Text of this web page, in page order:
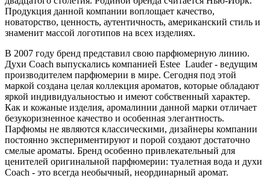
Продукция данной компании воплощает качество,
новаторство, ценность, аутентичность, американский стиль и
знаменит массой логотипов на всех изделиях.
В 2007 году бренд представил свою парфюмерную линию.
Духи Coach выпускались компанией Estee Lauder - ведущим
производителем парфюмерии в мире. Сегодня под этой
маркой создана целая коллекция ароматов, которые обладают
яркой индивидуальностью и имеют собственный характер.
Как и кожаные изделия, аромалинии данной марки отличает
безукоризненное качество и особенная элегантность.
Парфюмы не являются классическими, дизайнеры компании
постоянно экспериментируют и порой создают достаточно
смелые ароматы. Бренд особенно привлекательный для
ценителей оригинальной парфюмерии: туалетная вода и духи
Coach - это всегда необычный, неординарный аромат.